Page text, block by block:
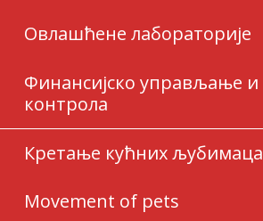
Овлашћене лабораторије
Финансијско управљање и
контрола
Кретање кућних љубимаца
Movement of pets